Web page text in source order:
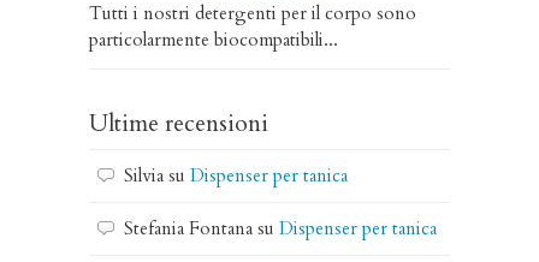
Tutti i nostri detergenti per il corpo sono
particolarmente biocompatibili...
Ultime recensioni
Silvia su Dispenser per tanica
Stefania Fontana su Dispenser per tanica